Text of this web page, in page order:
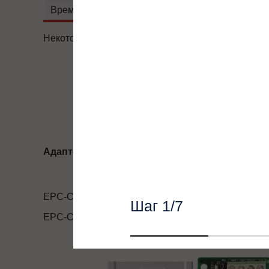
Время разгона/торможения, сек:
Некоторые характеристики товара могут
Адаптеры протоколов
EPC-CM2
EPC-CM3
Шаг 1/7